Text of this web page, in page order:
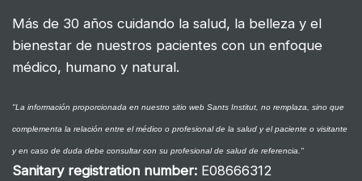
Más de 30 años cuidando la salud, la belleza y el
bienestar de nuestros pacientes con un enfoque
médico, humano y natural.
"La información proporcionada en nuestro sitio web Sants Institut, no remplaza, sino que
complementa la relación entre el médico o profesional de la salud y el paciente o visitante
y en caso de duda debe consultar con su profesional de salud de referencia."
Sanitary registration number: E08666312